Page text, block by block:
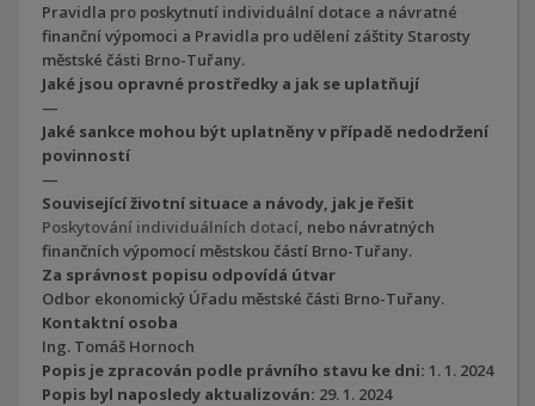
Pravidla pro poskytnutí individuální dotace a návratné
finanční výpomoci a Pravidla pro udělení záštity Starosty
městské části Brno-Tuřany.
Jaké jsou opravné prostředky a jak se uplatňují
—
Jaké sankce mohou být uplatněny v případě nedodržení
povinností
—
Související životní situace a návody, jak je řešit
Poskytování individuálních dotací, nebo návratných
finančních výpomocí městskou částí Brno-Tuřany.
Za správnost popisu odpovídá útvar
Odbor ekonomický Úřadu městské části Brno-Tuřany.
Kontaktní osoba
Ing. Tomáš Hornoch
Popis je zpracován podle právního stavu ke dni: 1. 1. 2024
Popis byl naposledy aktualizován: 29. 1. 2024